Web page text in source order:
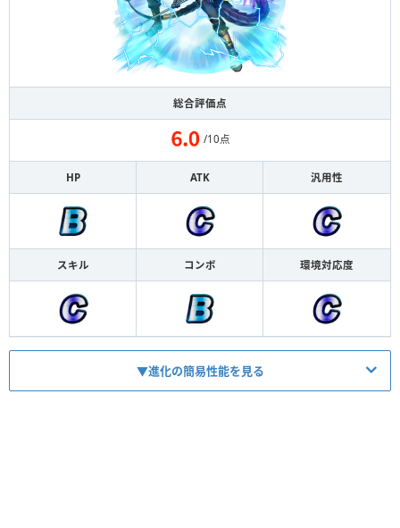
総合評価点
/10点
HP ATK 汎用性
スキル コンボ 環境対応度
▼進化の簡易性能を見る